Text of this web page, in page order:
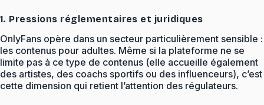
1. Pressions réglementaires et juridiques
OnlyFans opère dans un secteur particulièrement sensible :
les contenus pour adultes. Même si la plateforme ne se
limite pas à ce type de contenus (elle accueille également
des artistes, des coachs sportifs ou des influenceurs), c’est
cette dimension qui retient l’attention des régulateurs.